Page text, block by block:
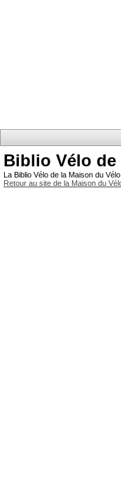
Biblio Vélo de
La Biblio Vélo de la Maison du
Retour au site de la Maison du